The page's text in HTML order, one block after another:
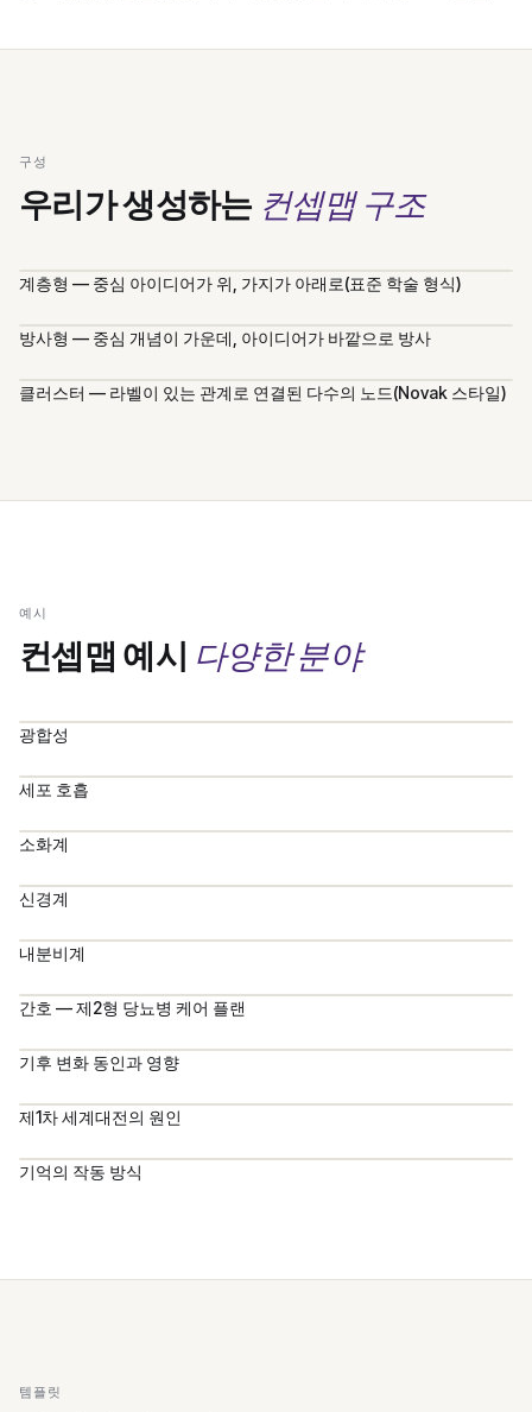
구성
우리가 생성하는 컨셉맵 구조
계층형 — 중심 아이디어가 위, 가지가 아래로(표준 학술 형식)
방사형 — 중심 개념이 가운데, 아이디어가 바깥으로 방사
클러스터 — 라벨이 있는 관계로 연결된 다수의 노드(Novak 스타일)
예시
컨셉맵 예시 다양한 분야
광합성
세포 호흡
소화계
신경계
내분비계
간호 — 제2형 당뇨병 케어 플랜
기후 변화 동인과 영향
제1차 세계대전의 원인
기억의 작동 방식
템플릿